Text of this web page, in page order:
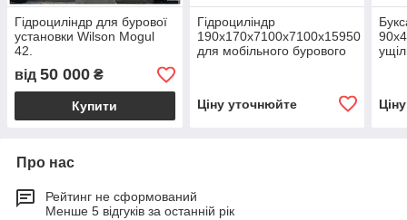
Гідроциліндр для бурової
установки Wilson Mogul
42.
від 50 000 ₴
Купити
Гідроциліндр
190х170х7100х7100х15950
для мобільного бурового
Ціну уточнюйте
Про нас
Рейтинг не сформований
Менше 5 відгуків за останній рік